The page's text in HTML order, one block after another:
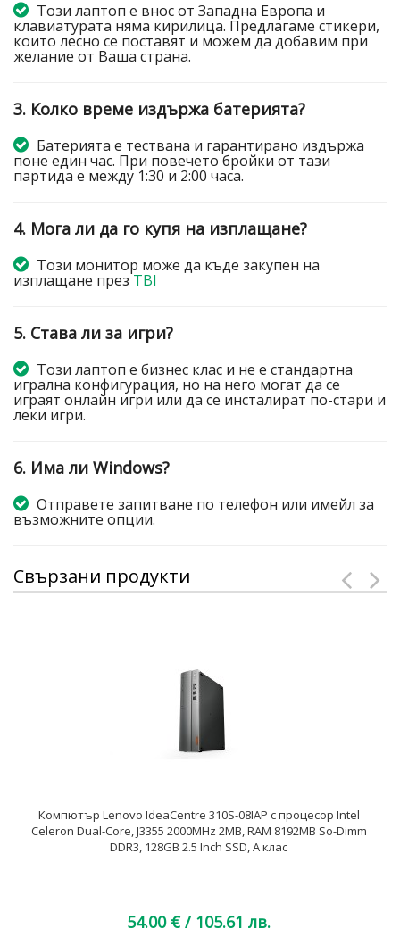
Този лаптоп е внос от Западна Европа и
клавиатурата няма кирилица. Предлагаме стикери,
които лесно се поставят и можем да добавим при
желание от Ваша страна.
3. Колко време издържа батерията?
Батерията е тествана и гарантирано издържа
поне един час. При повечето бройки от тази
партида е между 1:30 и 2:00 часа.
4. Мога ли да го купя на изплащане?
Този монитор може да къде закупен на
изплащане презTBI
5. Става ли за игри?
Този лаптоп е бизнес клас и не е стандартна
игрална конфигурация, но на него могат да се
играят онлайн игри или да се инсталират по-стари и
леки игри.
6. Има ли Windows?
Отправете запитване по телефон или имейл за
възможните опции.
Свързани продукти
Компютър Lenovo IdeaCentre 310S-08IAP с процесор Intel
Celeron Dual-Core, J3355 2000MHz 2MB, RAM 8192MB So-Dimm
DDR3, 128GB 2.5 Inch SSD, A клас
54.00 € / 105.61 лв.